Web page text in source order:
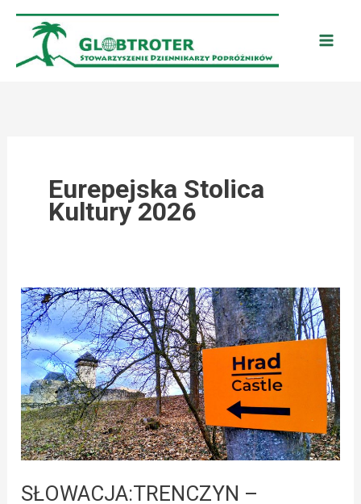
Przejdź
treści
Eurepejska Stolica
Kultury 2026
SŁOWACJA:TRENCZYN –
SŁOWACJA:TRENCZYN
–
EUROPEJSKA
STOLICA
KULTURY
2026